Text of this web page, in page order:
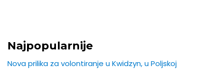
Najpopularnije
Nova prilika za volontiranje u Kwidzyn, u Poljskoj